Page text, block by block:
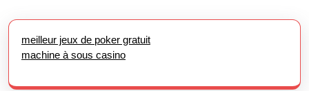
meilleur jeux de poker gratuit
machine à sous casino